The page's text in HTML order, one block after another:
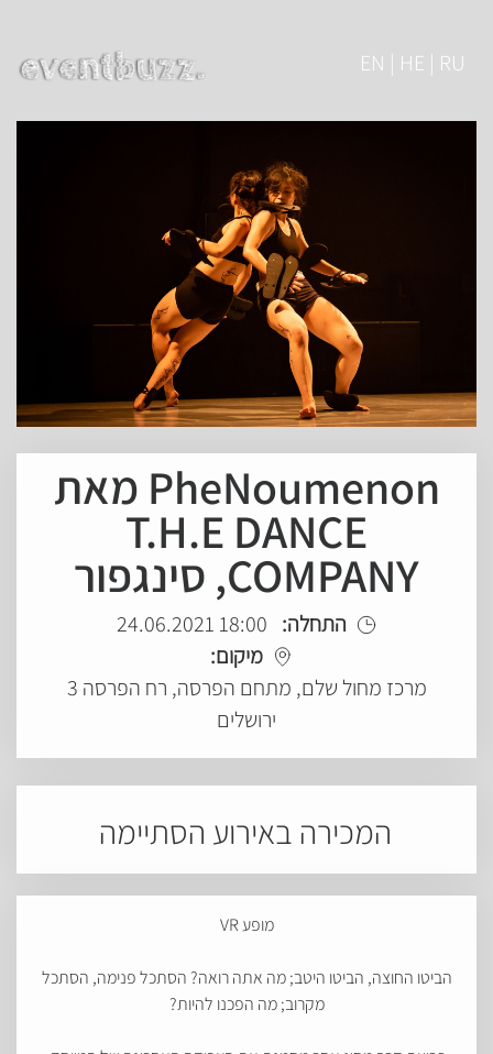
EN | HE | RU
PheNoumenon מאת
T.H.E DANCE
COMPANY, סינגפור
התחלה: 18:00 24.06.2021
מיקום:
מרכז מחול שלם, מתחם הפרסה, רח הפרסה 3
ירושלים
המכירה באירוע הסתיימה
מופע VR
הביטו החוצה, הביטו היטב; מה אתה רואה? הסתכל פנימה, הסתכל
מקרוב; מה הפכנו להיות?